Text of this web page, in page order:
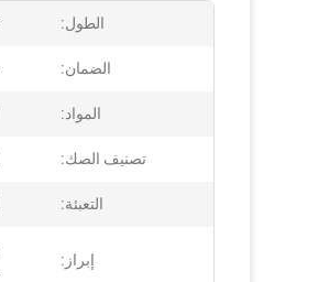
الطول:
الضمان:
المواد:
تصنيف الصك:
التعبئة:
إبراز: